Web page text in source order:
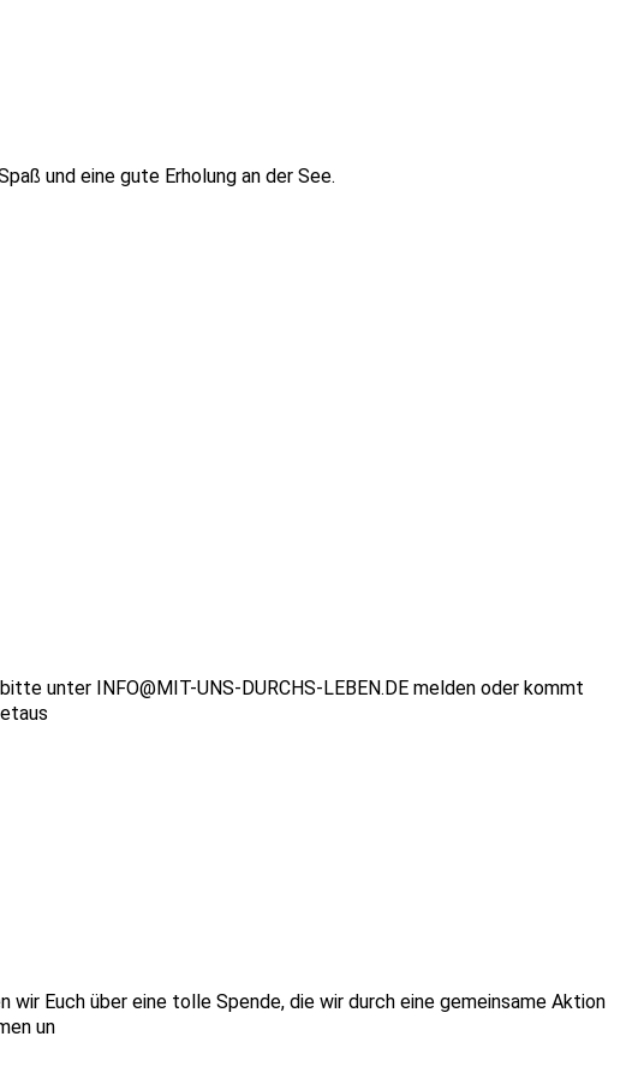
und eine gute Erholung an der See.
unter INFO@MIT-UNS-DURCHS-LEBEN.DE melden oder kommt
wir Euch über eine tolle Spende, die wir durch eine gemeinsame Aktion
un